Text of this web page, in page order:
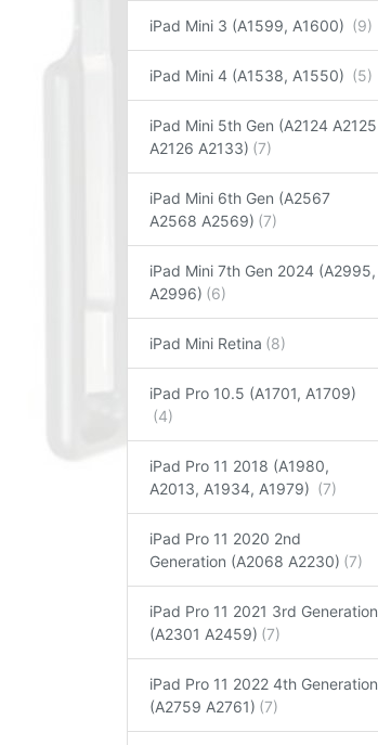
iPad Mini 3 (A1599, A1600)
iPad Mini 4 (A1538, A1550)
iPad Mini 5th Gen (A2124 A2125
A2126 A2133)
iPad Mini 6th Gen (A2567
A2568 A2569)
iPad Mini 7th Gen 2024 (A2995,
A2996)
iPad Mini Retina
iPad Pro 10.5 (A1701, A1709)
iPad Pro 11 2018 (A1980,
A2013, A1934, A1979)
iPad Pro 11 2020 2nd
Generation (A2068 A2230)
iPad Pro 11 2021 3rd Generation
(A2301 A2459)
iPad Pro 11 2022 4th Generation
(A2759 A2761)